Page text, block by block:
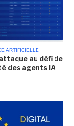
ARTIFICIELLE
au défi de
des agents IA